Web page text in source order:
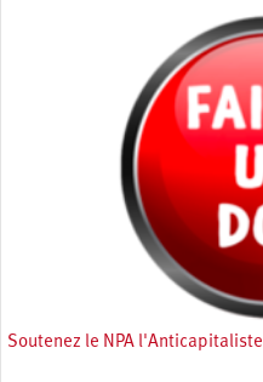
Soutenez le NPA l'Anticapitaliste